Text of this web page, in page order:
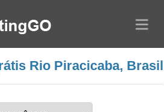
Rio Piracicaba, Brasil